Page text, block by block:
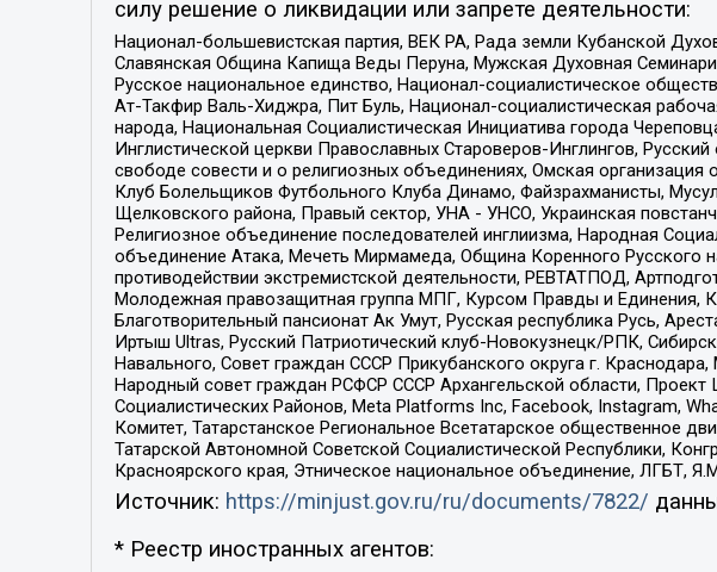
силу решение о ликвидации или запрете деятельности:
Национал-большевистская партия, ВЕК РА, Рада земли Кубанской
Славянская Община Капища Веды Перуна, Мужская Духовная
Русское национальное единство, Национал-социалистическое
Ат-Такфир Валь-Хиджра, Пит Буль, Национал-социалистическая
народа, Национальная Социалистическая Инициатива города
Инглистической церкви Православных Староверов-Инглингов,
свободе совести и о религиозных объединениях, Омская
Клуб Болельщиков Футбольного Клуба Динамо, Файзрахманисты,
Щелковского района, Правый сектор, УНА - УНСО, Украинская
Религиозное объединение последователей инглиизма, Народная
объединение Атака, Мечеть Мирмамеда, Община Коренного Русского
противодействии экстремистской деятельности, РЕВТАТПОД,
Молодежная правозащитная группа МПГ, Курсом Правды и Единения,
Благотворительный пансионат Ак Умут, Русская республика Русь,
Иртыш Ultras, Русский Патриотический клуб-Новокузнецк/РПК,
Навального, Совет граждан СССР Прикубанского округа г.
Народный совет граждан РСФСР СССР Архангельской области,
Социалистических Районов, Meta Platforms Inc, Facebook, Instagram,
Комитет, Татарстанское Региональное Всетатарское общественное
Татарской Автономной Советской Социалистической Республики,
Красноярского края, Этническое национальное объединение, ЛГБТ,
Источник: https://minjust.gov.ru/ru/documents/7822/
* Реестр иностранных агентов: